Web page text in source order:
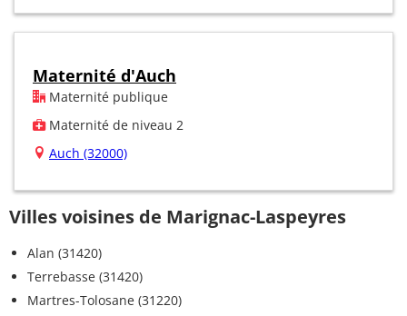
Maternité d'Auch
Maternité publique
Maternité de niveau 2
Auch (32000)
Villes voisines de Marignac-Laspeyres
Alan (31420)
Terrebasse (31420)
Martres-Tolosane (31220)